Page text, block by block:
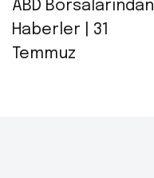
ABD Borsalarından
Haberler | 31
Temmuz